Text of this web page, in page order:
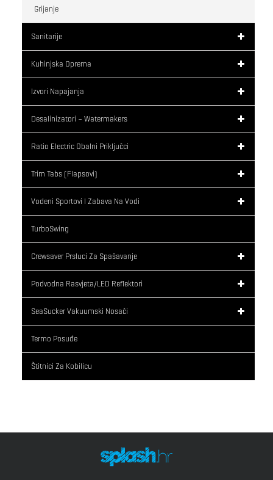
Grijanje
Sanitarije
Kuhinjska Oprema
Izvori Napajanja
Desalinizatori – Watermakers
Ratio Electric Obalni Priključci
Trim Tabs (flapsovi)
Vodeni Sportovi I Zabava Na Vodi
TurboSwing
Crewsaver Prsluci Za Spašavanje
Podvodna Rasvjeta/LED Reflektori
SeaSucker Vakuumski Nosači
Termo Posuđe
Štitnici Za Kobilicu